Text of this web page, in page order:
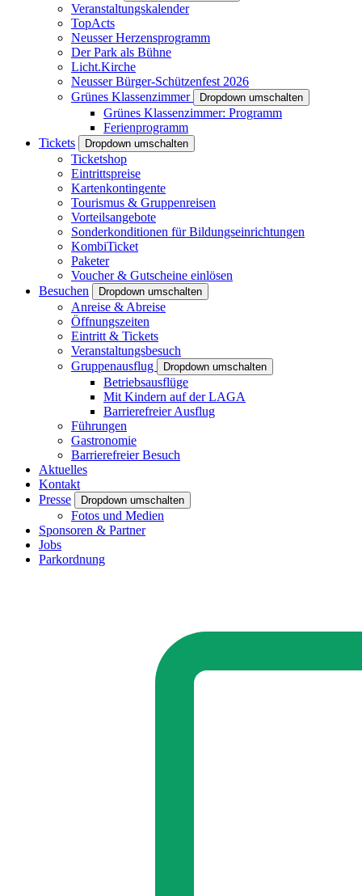
Veranstaltungskalender
TopActs
Neusser Herzensprogramm
Der Park als Bühne
Licht.Kirche
Neusser Bürger-Schützenfest 2026
Grünes Klassenzimmer
Dropdown umschalten
Grünes Klassenzimmer: Programm
Ferienprogramm
Tickets
Dropdown umschalten
Ticketshop
Eintrittspreise
Kartenkontingente
Tourismus & Gruppenreisen
Vorteilsangebote
Sonderkonditionen für Bildungseinrichtungen
KombiTicket
Paketer
Voucher & Gutscheine einlösen
Besuchen
Dropdown umschalten
Anreise & Abreise
Öffnungszeiten
Eintritt & Tickets
Veranstaltungsbesuch
Gruppenausflug
Dropdown umschalten
Betriebsausflüge
Mit Kindern auf der LAGA
Barrierefreier Ausflug
Führungen
Gastronomie
Barrierefreier Besuch
Aktuelles
Kontakt
Presse
Dropdown umschalten
Fotos und Medien
Sponsoren & Partner
Jobs
Parkordnung